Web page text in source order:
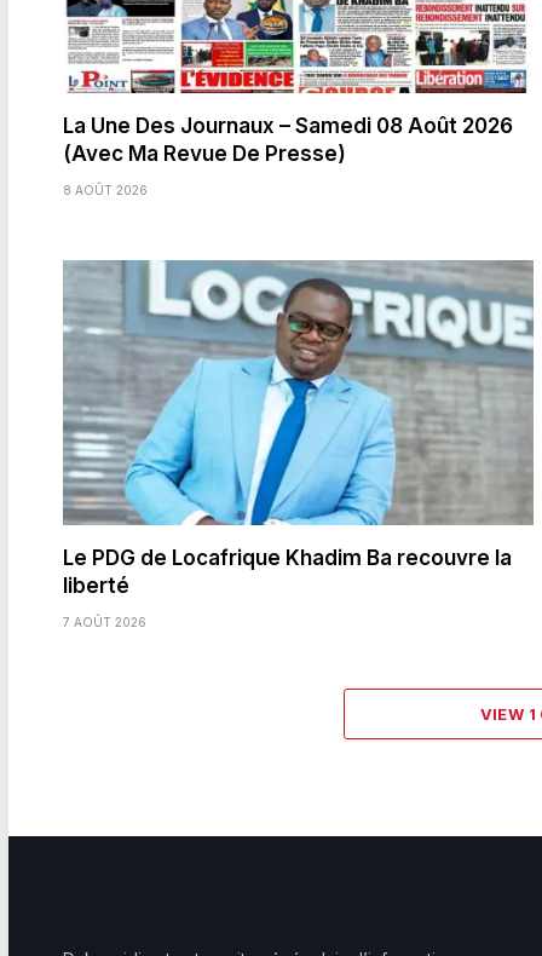
La Une Des Journaux – Samedi 08 Août 2026
(Avec Ma Revue De Presse)
8 AOÛT 2026
Le PDG de Locafrique Khadim Ba recouvre la
liberté
7 AOÛT 2026
VIEW 1